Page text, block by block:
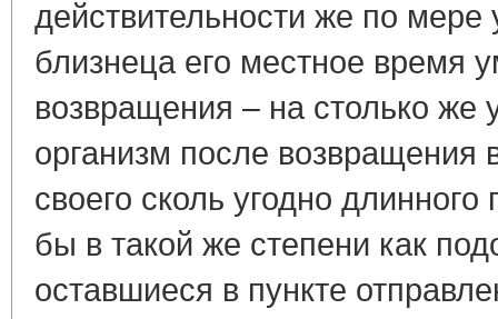
действительности же по
близнеца его местное время
возвращения – на столько же
организм после возвращения
своего сколь угодно
бы в такой же степени как
оставшиеся в пункте